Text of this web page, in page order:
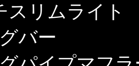
スリムライト
バー